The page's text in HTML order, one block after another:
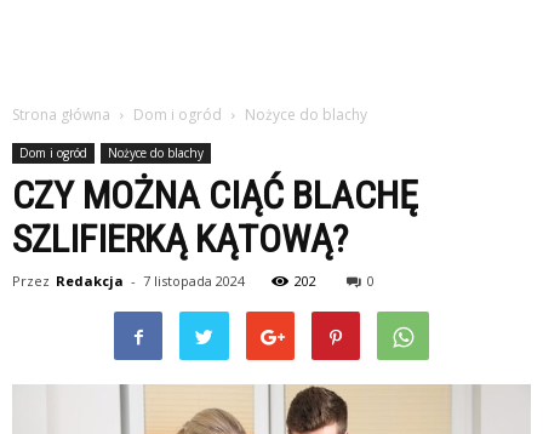
Strona główna Dom i ogród Nożyce do blachy
Dom i ogród Nożyce do blachy
CZY MOŻNA CIĄĆ BLACHĘ
SZLIFIERKĄ KĄTOWĄ?
Przez Redakcja - 7 listopada 2024 202 0